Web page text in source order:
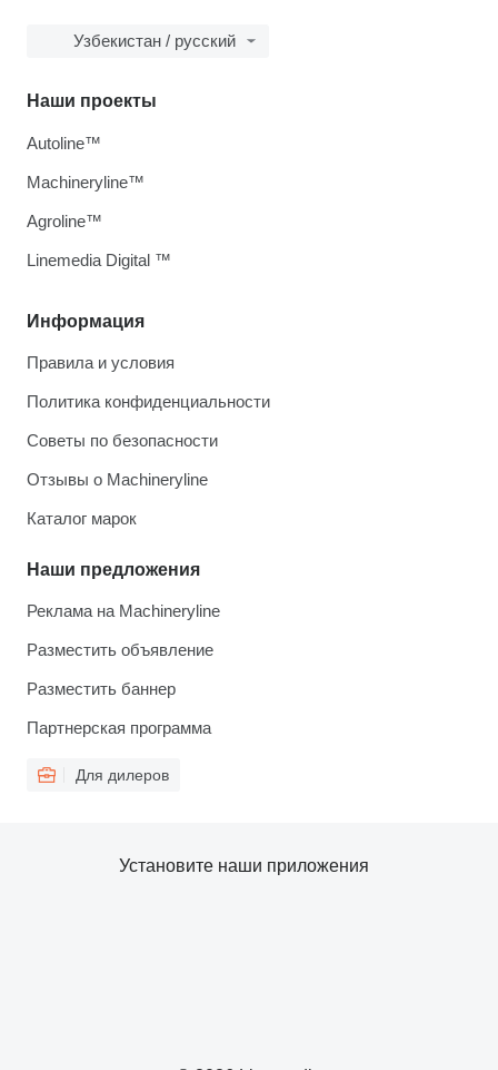
Узбекистан / русский
Информация
Правила и условия
Политика конфиденциальности
Советы по безопасности
Отзывы о Machineryline
Каталог марок
Наши предложения
Реклама на Machineryline
Разместить объявление
Разместить баннер
Партнерская программа
Для дилеров
Наши проекты
Autoline™
Machineryline™
Agroline™
Linemedia Digital ™
Установите наши приложения